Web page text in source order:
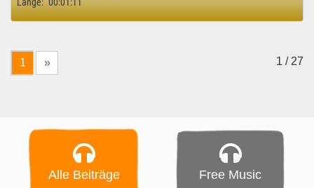
Länge: 00:01:11
1 » 1 / 27
Alle Beiträge Free Music